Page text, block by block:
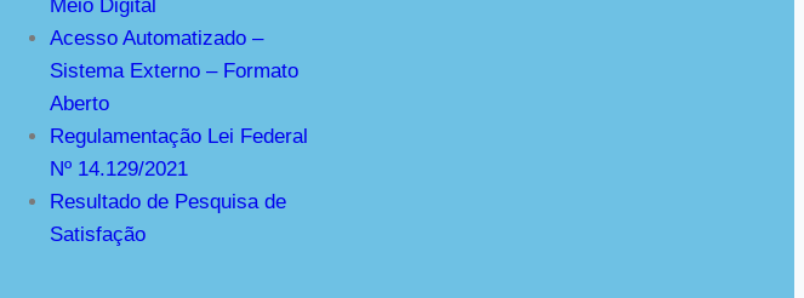
Meio Digital
Acesso Automatizado –
Sistema Externo – Formato
Aberto
Regulamentação Lei Federal
Nº 14.129/2021
Resultado de Pesquisa de
Satisfação